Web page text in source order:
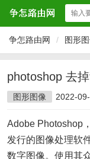
争怎路由网 / 图形
photoshop 去
图形图像 2022-
Adobe Photoshop
发行的图像处理软
数字图像。使用其